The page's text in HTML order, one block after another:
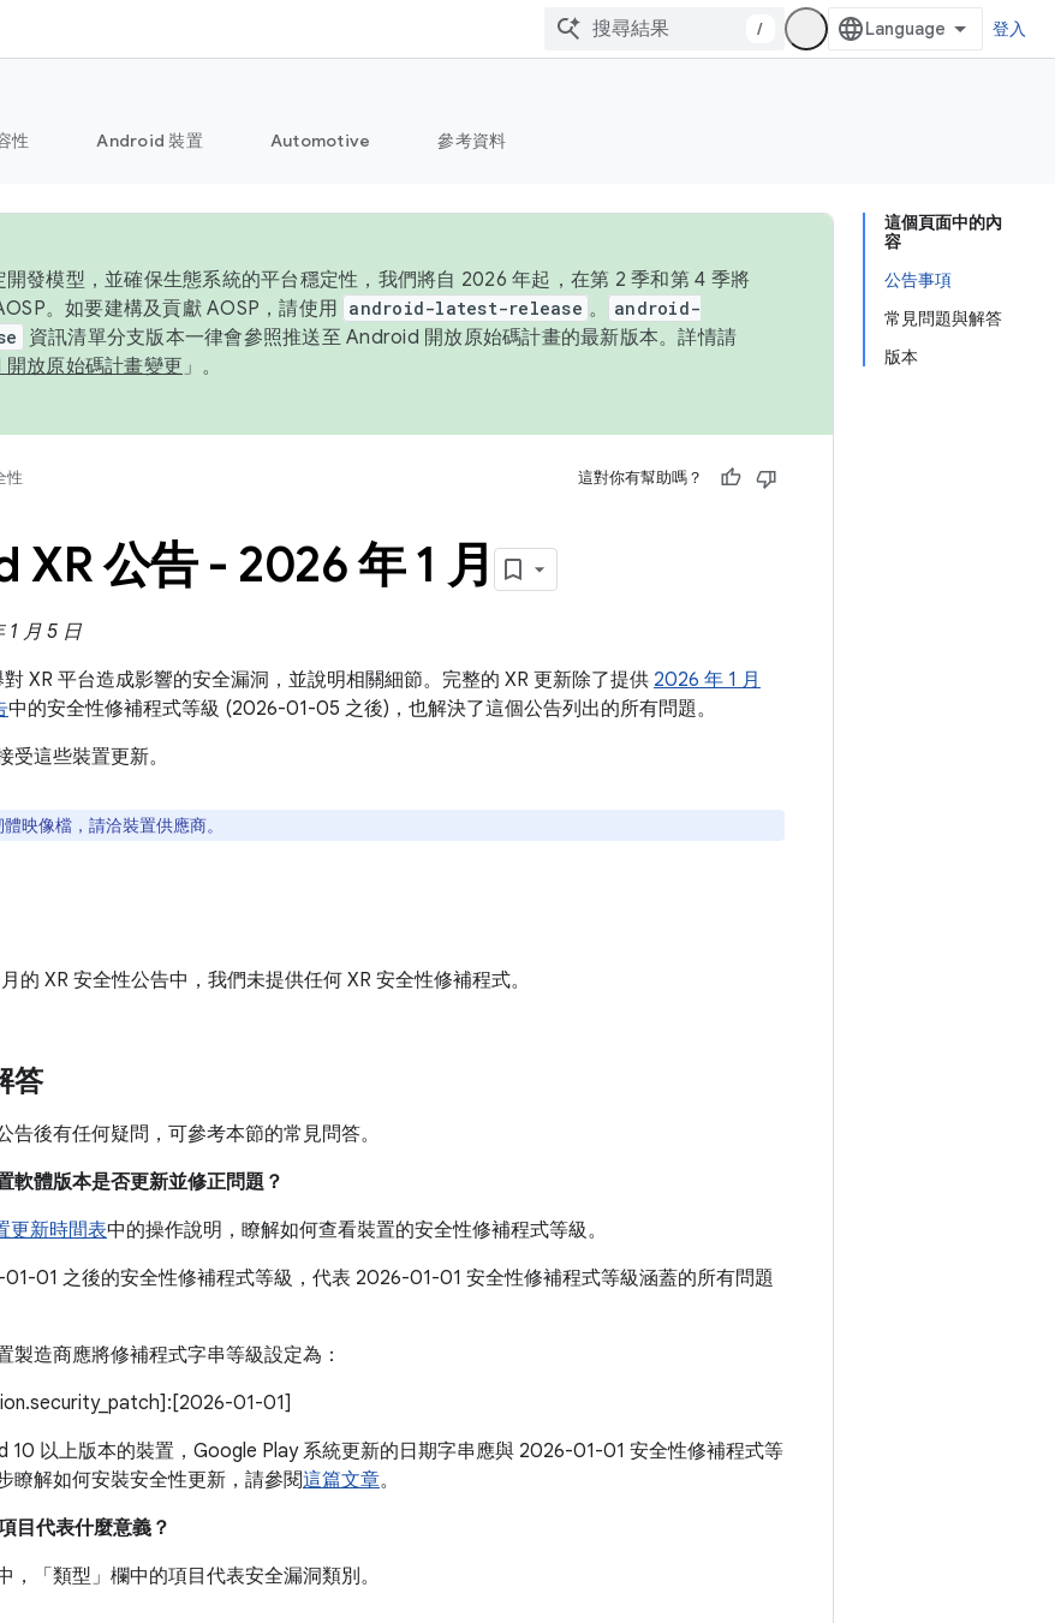
/ 登入
性 Android 裝置 Automotive 參考資料
這個頁面中的內
容
公告事項
常見問題與解答
版本
開發模型，並確保生態系統的平台穩定性，我們將自 2026 年起，在第 2 季和第 4 季將
。如要建構及貢獻 AOSP，請使用 android-latest-release 。
android-
資訊清單分支版本一律會參照推送至 Android 開放原始碼計畫的最新版本。詳情請
放原始碼計畫變更 」。
性 這對你有幫助嗎？
XR 公告 - 2026 年 1 月
1 月 5 日
XR 平台造成影響的安全漏洞，並說明相關細節。完整的 XR 更新除了提供 2026 年 1 月
中的安全性修補程式等級 (2026-01-05 之後)，也解決了這個公告列出的所有問題。
受這些裝置更新。
體映像檔，請洽裝置供應商。
的 XR 安全性公告中，我們未提供任何 XR 安全性修補程式。
答
告後有任何疑問，可參考本節的常見問答。
軟體版本是否更新並修正問題？
更新時間表中的操作說明，瞭解如何查看裝置的安全性修補程式等級。
01 之後的安全性修補程式等級，代表 2026-01-01 安全性修補程式等級涵蓋的所有問題
製造商應將修補程式字串等級設定為：
01-01]
10 以上版本的裝置，Google Play 系統更新的日期字串應與 2026-01-01 安全性修補程式等
瞭解如何安裝安全性更新，請參閱這篇文章。
目代表什麼意義？
，「類型」 欄中的項目代表安全漏洞類別。